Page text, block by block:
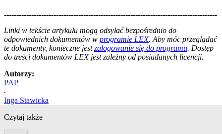
--------------------------------------------------------------------------------------
Linki w tekście artykułu mogą odsyłać bezpośrednio do
odpowiednich dokumentów w programie LEX. Aby móc przeglądać
te dokumenty, konieczne jestzalogowanie się do programu. Dostęp
do treści dokumentów LEX jest zależny od posiadanych licencji.
Autorzy:
PAP
Inga Stawicka
Czytaj także